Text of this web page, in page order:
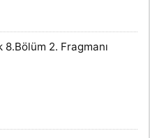
2. Fragmanı